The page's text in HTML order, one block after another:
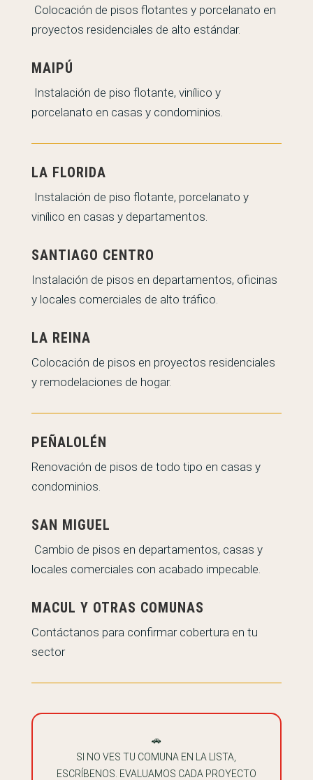
Colocación de pisos flotantes y porcelanato en
proyectos residenciales de alto estándar.
MAIPÚ
Instalación de piso flotante, vinílico y
porcelanato en casas y condominios.
LA FLORIDA
Instalación de piso flotante, porcelanato y
vinílico en casas y departamentos.
SANTIAGO CENTRO
Instalación de pisos en departamentos, oficinas
y locales comerciales de alto tráfico.
LA REINA
Colocación de pisos en proyectos residenciales
y remodelaciones de hogar.
PEÑALOLÉN
Renovación de pisos de todo tipo en casas y
condominios.
SAN MIGUEL
Cambio de pisos en departamentos, casas y
locales comerciales con acabado impecable.
MACUL Y OTRAS COMUNAS
Contáctanos para confirmar cobertura en tu
sector
🚗
SI NO VES TU COMUNA EN LA LISTA,
ESCRÍBENOS. EVALUAMOS CADA PROYECTO